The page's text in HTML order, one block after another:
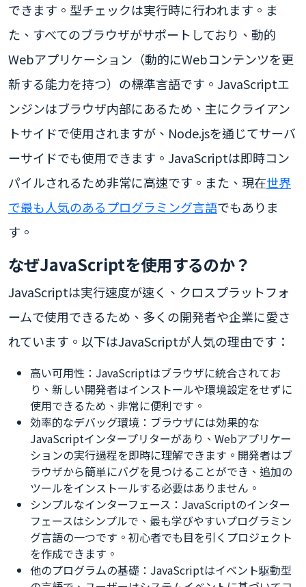
できます。型チェックは実行時に行われます。ま
た、すべてのブラウザがサポートしており、動的
Webアプリケーション（動的にWebコンテンツを更
新する能力を持つ）の標準言語です。JavaScriptエ
ンジンはブラウザ内部にあるため、主にクライアン
トサイドで使用されますが、Node.jsを通じてサーバ
ーサイドでも使用できます。JavaScriptは即時コン
パイルされるため非常に高速です。また、現在世界
で最も人気のあるプログラミング言語でもありま
す。
なぜJavaScriptを使用するのか？
JavaScriptは実行速度が速く、クロスプラットフォ
ームで使用できるため、多くの開発者や企業に愛さ
れています。以下はJavaScriptが人気の理由です：
高い可用性：JavaScriptはブラウザに統合されてお
り、新しい開発者はインストールや環境設定をせずに
使用できるため、非常に便利です。
効率的なデバッグ環境：ブラウザには効果的な
JavaScriptインタープリターがあり、Webアプリケー
ションの実行過程を即時に理解できます。開発者はブ
ラウザから簡単にバグを見つけることができ、追加の
ツールをインストールする必要はありません。
シンプルなインターフェース：JavaScriptのインター
フェースはシンプルで、最も学びやすいプログラミン
グ言語の一つです。初心者でも目を引くプロジェクト
を作成できます。
他のプログラムの基礎：JavaScriptはイベント駆動型